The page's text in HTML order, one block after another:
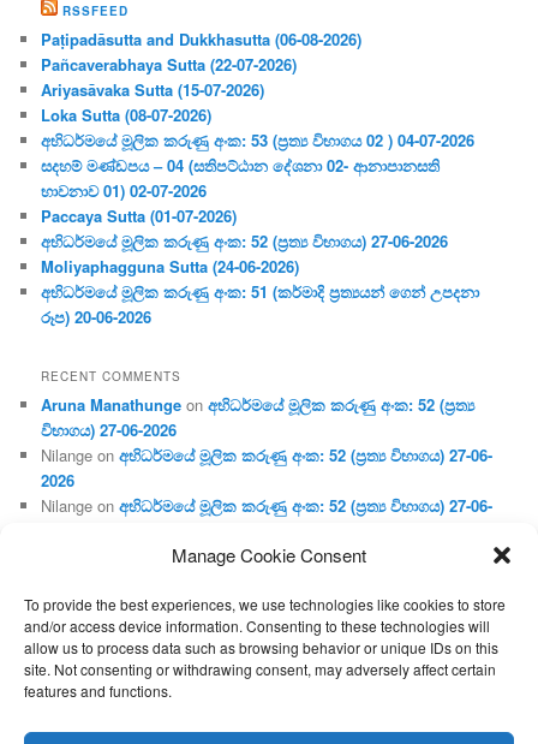
Manage Cookie Consent
To provide the best experiences, we use technologies like cookies to store
and/or access device information. Consenting to these technologies will
allow us to process data such as browsing behavior or unique IDs on this
site. Not consenting or withdrawing consent, may adversely affect certain
features and functions.
RSSFEED
Paṭipadāsutta and Dukkhasutta (06-08-2026)
Pañcaverabhaya Sutta (22-07-2026)
Ariyasāvaka Sutta (15-07-2026)
Loka Sutta (08-07-2026)
අභිධර්මයේ මූලික කරුණු අංක: 53 (ප්‍ර‍ත්‍ය විභාගය 02 ) 04-07-2026
සදහම් මණ්ඩපය – 04 (සතිපට්ඨාන දේශනා 02- ආනාපානසති
භාවනාව 01) 02-07-2026
Paccaya Sutta (01-07-2026)
අභිධර්මයේ මූලික කරුණු අංක: 52 (ප්‍ර‍ත්‍ය විභාගය) 27-06-2026
Moliyaphagguna Sutta (24-06-2026)
අභිධර්මයේ මූලික කරුණු අංක: 51 (කර්මාදි ප්‍ර‍ත්‍යයන් ගෙන් උපදනා
රූප) 20-06-2026
RECENT COMMENTS
Aruna Manathunge onඅභිධර්මයේ මූලික කරුණු අංක: 52 (ප්‍ර‍ත්‍ය
විභාගය) 27-06-2026
Nilange onඅභිධර්මයේ මූලික කරුණු අංක: 52 (ප්‍ර‍ත්‍ය විභාගය) 27-06-
2026
Nilange onඅභිධර්මයේ මූලික කරුණු අංක: 52 (ප්‍ර‍ත්‍ය විභාගය) 27-06-
Aruna Manathungeonඅභිධර්මයේ මූලික කරුණු අංක: 46 (හෘදය,
Gunaratneonඅභිධර්මයේ මූලික කරුණු අංක: 46 (හෘදය, ජීවිත,
ආහාර රූප) 02-05-2026